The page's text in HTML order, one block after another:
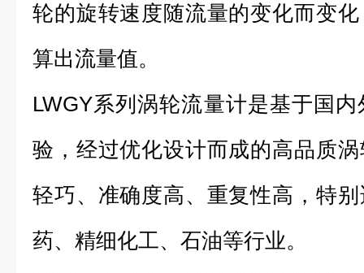
轮的旋转速度随流量的变化而变
算出流量值。
LWGY系列涡轮流量计是基于国
验，经过优化设计而成的高品质
轻巧、准确度高、重复性高，特
药、精细化工、石油等行业。